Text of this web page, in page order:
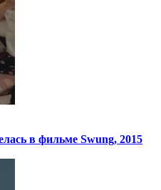
в фильме Swung, 2015